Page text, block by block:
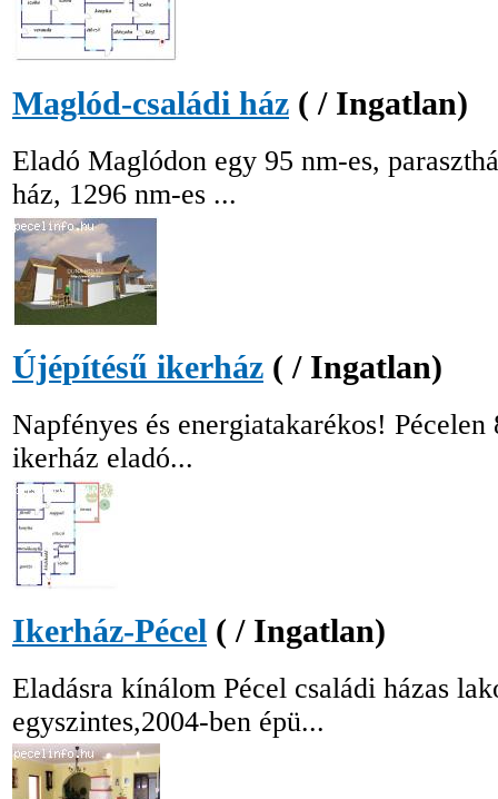
Maglód-családi ház ( / Ingatlan)
Eladó Maglódon egy 95 nm-es,
ház, 1296 nm-es ...
Újépítésű ikerház ( / Ingatlan)
Napfényes és energiatakarékos!
ikerház eladó...
Ikerház-Pécel ( / Ingatlan)
Eladásra kínálom Pécel családi házas
egyszintes,2004-ben épü...